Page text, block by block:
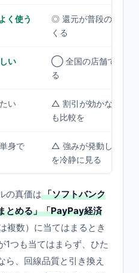
く使う
◎ 還元が普段の支払い
くる
い
◯ 全国の店舗で対面
る
い
△ 割引が効かないな
も比較を
身で
△ 強みが発動しにく
を冷静に見る
の真価は「ソフトバンク
とめる」「PayPay経済
複数）に当てはまるとき
1つも当てはまらず、ひた
ら、回線品質と引き換え